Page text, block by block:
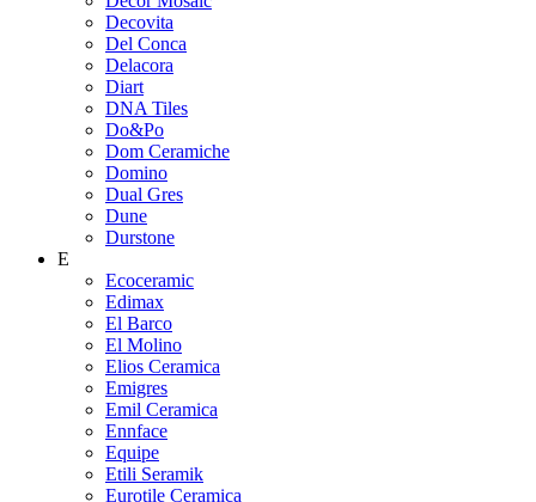
Decovita
Del Conca
Delacora
Diart
DNA Tiles
Do&Po
Dom Ceramiche
Domino
Dual Gres
Dune
Durstone
E
Ecoceramic
Edimax
El Barco
El Molino
Elios Ceramica
Emigres
Emil Ceramica
Ennface
Equipe
Etili Seramik
Eurotile Ceramica